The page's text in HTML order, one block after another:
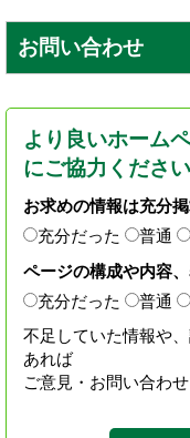
お問い合わせ
より良いホーム
にご協力ください
お求めの情報は充分
充分だった
普通
ページの構成や内容
充分だった
普通
不足していた情報や
あれば
ご意見・お問い合わ